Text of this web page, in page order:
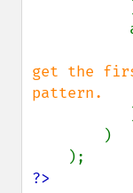
get the
pattern.
?>